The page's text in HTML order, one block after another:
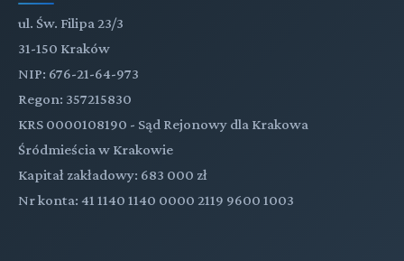
ul. Św. Filipa 23/3
31-150 Kraków
NIP: 676-21-64-973
Regon: 357215830
KRS 0000108190 - Sąd Rejonowy dla Krakowa
Śródmieścia w Krakowie
Kapitał zakładowy: 683 000 zł
Nr konta: 41 1140 1140 0000 2119 9600 1003